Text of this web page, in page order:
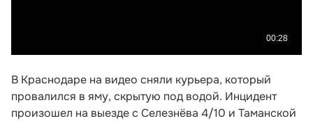
В Краснодаре на видео сняли курьера, который
провалился в яму, скрытую под водой. Инцидент
произошел на выезде с Селезнёва 4/10 и Таманской